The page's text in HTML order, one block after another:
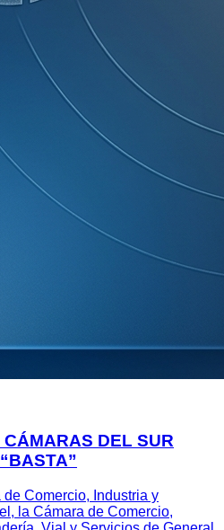
DEL SUR
Comercio, Industria y
la Cámara de Comercio,